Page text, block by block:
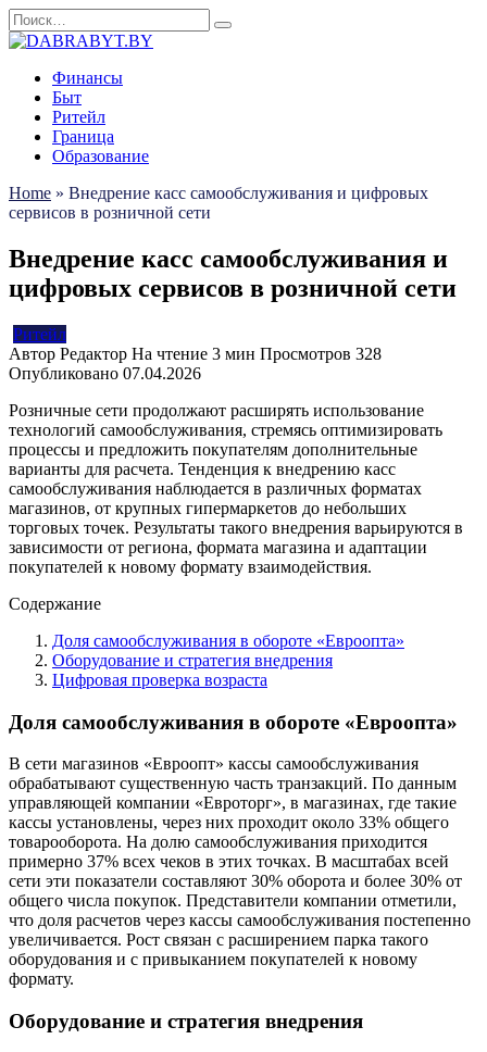
Перейти
к
Search
for:
Финансы
Быт
Ритейл
Граница
Образование
Home » Внедрение касс самообслуживания и цифровых
сервисов в розничной сети
Внедрение касс самообслуживания и
цифровых сервисов в розничной сети
Ритейл
Автор Редактор На чтение 3 мин Просмотров 328
Опубликовано 07.04.2026
Розничные сети продолжают расширять использование
технологий самообслуживания, стремясь оптимизировать
процессы и предложить покупателям дополнительные
варианты для расчета. Тенденция к внедрению касс
самообслуживания наблюдается в различных форматах
магазинов, от крупных гипермаркетов до небольших
торговых точек. Результаты такого внедрения варьируются в
зависимости от региона, формата магазина и адаптации
покупателей к новому формату взаимодействия.
Содержание
Доля самообслуживания в обороте «Евроопта»
Оборудование и стратегия внедрения
Цифровая проверка возраста
Доля самообслуживания в обороте «Евроопта»
В сети магазинов «Евроопт» кассы самообслуживания
обрабатывают существенную часть транзакций. По данным
управляющей компании «Евроторг», в магазинах, где такие
кассы установлены, через них проходит около 33% общего
товарооборота. На долю самообслуживания приходится
примерно 37% всех чеков в этих точках. В масштабах всей
сети эти показатели составляют 30% оборота и более 30% от
общего числа покупок. Представители компании отметили,
что доля расчетов через кассы самообслуживания постепенно
увеличивается. Рост связан с расширением парка такого
оборудования и с привыканием покупателей к новому
формату.
Оборудование и стратегия внедрения